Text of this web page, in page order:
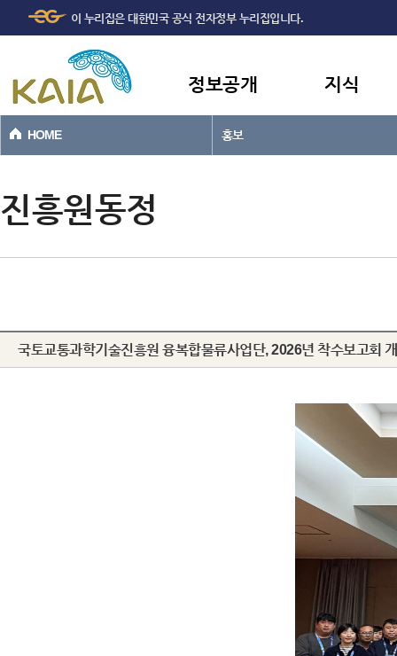
본문바로가기
이 누리집은 대한민국 공식 전자정부 누리집입니다.
정보공개 지식
HOME 홍보
진흥원동정
국토교통과학기술진흥원 융복합물류사업단, 2026년 착수보고회